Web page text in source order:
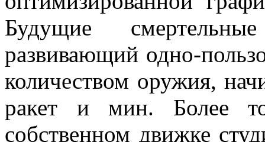
Будущие
развивающий одно-
количеством оружия,
ракет и мин. Более
собственном движке